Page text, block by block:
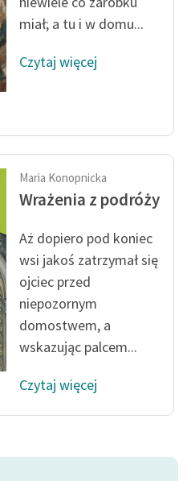
miał; a tu i w domu...
Czytaj więcej
Maria Konopnicka
Wrażenia z podróży
Aż dopiero pod koniec
wsi jakoś zatrzymał się
ojciec przed
niepozornym
domostwem, a
wskazując palcem...
Czytaj więcej